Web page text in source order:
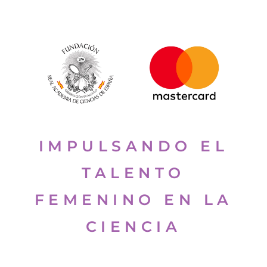
IMPULSANDO EL
TALENTO
FEMENINO EN LA
CIENCIA